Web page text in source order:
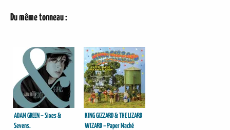
Du même tonneau :
ADAM GREEN – Sixes &
Sevens.
KING GIZZARD & THE LIZARD
WIZARD – Paper Maché